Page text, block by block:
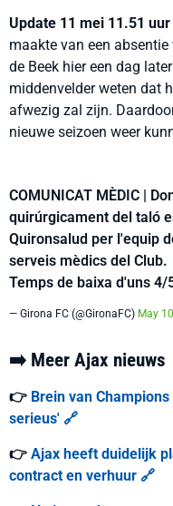
Update 11 mei 11.51
maakte van een
de Beek hier een dag
middenvelder weten dat
afwezig zal zijn.
nieuwe seizoen weer
COMUNICAT MÈDIC |
quirúrgicament del taló
Quironsalud per l'equip
serveis mèdics del Club.
Temps de baixa d'uns 4/
— Girona FC (@GironaFC) May
➡️ Meer Ajax nieuws
👉 Brein van
serieus' 🔗
👉 Ajax heeft duidelijk
contract en verhuur 🔗